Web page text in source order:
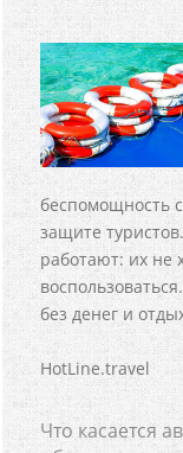
беспомощность
защите
работают: их не
без денег и
HotLine.travel
Что касается